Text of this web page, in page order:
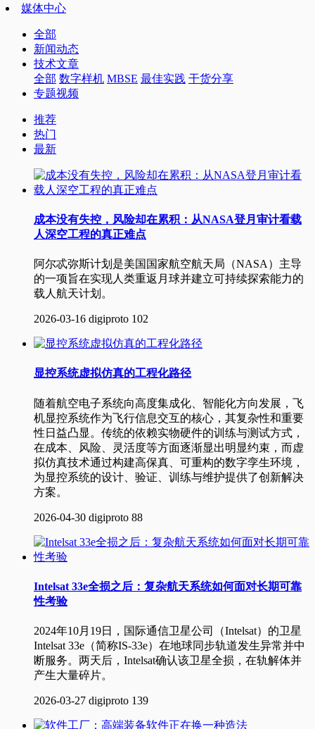
媒体中心
全部
新闻动态
技术文章
全部 数字样机 MBSE 最佳实践 干货分享
专题视频
推荐
热门
最新
成本没有失控，风险却在累积：从NASA登月审计看载
人深空工程的真正难点
阿尔忒弥斯计划是美国国家航空航天局（NASA）主导
的一项旨在实现人类重返月球并建立可持续探索能力的
载人航天计划‌。
2026-03-16 digiproto 102
显控系统虚拟仿真的工程化路径
随着航空电子系统向高度集成化、智能化方向发展，飞
机显控系统作为飞行信息交互的核心，其复杂性和重要
性日益凸显。传统的依赖实物硬件的训练与测试方式，
在成本、风险、灵活度等方面逐渐显出明显约束，而虚
拟仿真技术通过构建高保真、可重构的数字孪生环境，
为显控系统的设计、验证、训练与维护提供了创新解决
方案。
2026-04-30 digiproto 88
Intelsat 33e全损之后：复杂航天系统如何面对长期可靠
性考验
2024年10月19日，国际通信卫星公司（Intelsat）的卫星
Intelsat 33e（简称IS-33e）在地球同步轨道发生异常并中
断服务。两天后，Intelsat确认该卫星全损，在轨解体并
产生大量碎片。
2026-03-27 digiproto 139